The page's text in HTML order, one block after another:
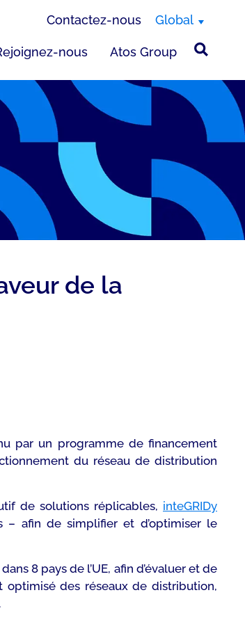
Contactez-nous Global
nous Atos Group
de la
par un programme de financement
du réseau de distribution
de solutions réplicables, inteGRIDy
– afin de simplifier et d’optimiser le
8 pays de l’UE, afin d’évaluer et de
des réseaux de distribution,